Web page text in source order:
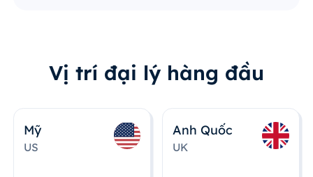
Vị trí đại lý hàng đầu
Mỹ
US
Anh Quốc
UK